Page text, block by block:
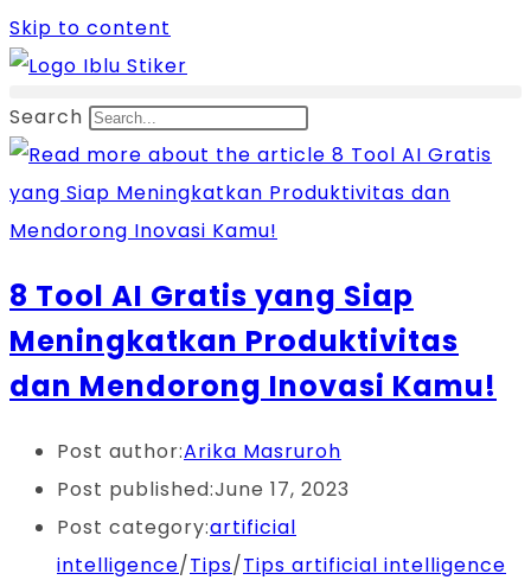
Skip to content
Search
8 Tool AI Gratis yang Siap
Meningkatkan Produktivitas
dan Mendorong Inovasi Kamu!
Post author:Arika Masruroh
Post published:June 17, 2023
Post category:artificial
intelligence/Tips/Tips artificial intelligence